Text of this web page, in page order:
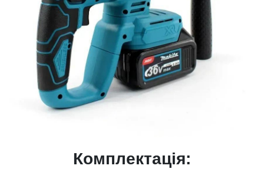
Комплектація: